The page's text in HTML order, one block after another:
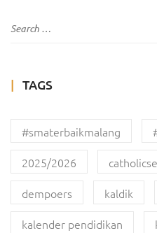
TAGS
#smaterbaikmalang
2025/2026
dempoers
kaldik
kalender pendidikan